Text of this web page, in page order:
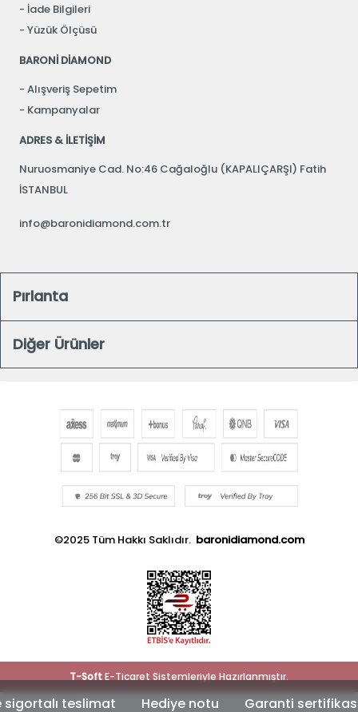
teslimat Hediye notu Garanti sertifikası
İade Bilgileri
Yüzük Ölçüsü
BARONİ DİAMOND
Alışveriş Sepetim
Kampanyalar
ADRES & İLETİŞİM
Nuruosmaniye Cad. No:46 Cağaloğlu (KAPALIÇARŞI) Fatih
İSTANBUL
info@baronidiamond.com.tr
Pırlanta
Diğer Ürünler
©2025 Tüm Hakkı Saklıdır. baronidiamond.com
T-SoftE-Ticaret Sistemleriyle Hazırlanmıştır.